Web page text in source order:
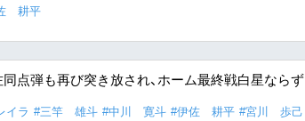
耕平
点弾も再び突き放され、ホーム最終戦白星ならず
イラ #三竿 雄斗 #中川 寛斗 #伊佐 耕平 #宮川 歩己